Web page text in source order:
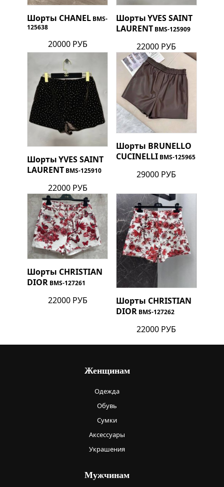
Шорты CHANEL BMS-
125638
20000 РУБ
ШортыYVES SAINT
LAURENT BMS-125909
22000 РУБ
ШортыYVES SAINT
LAURENT BMS-125910
22000 РУБ
Шорты BRUNELLO
CUCINELLI BMS-125965
29000 РУБ
Шорты CHRISTIAN
DIOR BMS-127261
22000 РУБ Шорты CHRISTIAN
DIOR BMS-127262
22000 РУБ
Женщинам
Одежда
Обувь
Сумки
Аксессуары
Украшения
Мужчинам